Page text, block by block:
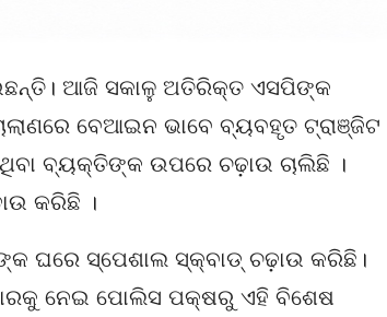
ଆଜି ସକାଳୁ ଅତିରିକ୍ତ ଏସପିଙ୍କ
ବେଆଇନ ଭାବେ ବ୍ୟବହୃତ ଟ୍ରାଞ୍ଜିଟ
ବ୍ୟକ୍ତିଙ୍କ ଉପରେ ଚଢ଼ାଉ ଚାଲିଛି ।
କରିଛି ।
ଘରେ ସ୍ପେଶାଲ ସ୍କ୍ବାଡ୍ ଚଢ଼ାଉ କରିଛି।
ନେଇ ପୋଲିସ ପକ୍ଷରୁ ଏହି ବିଶେଷ